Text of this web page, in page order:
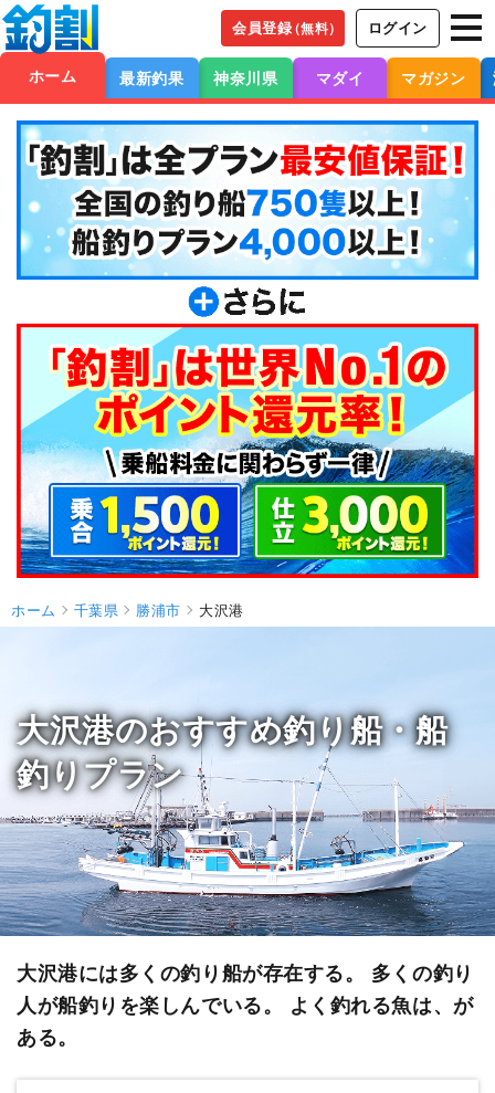
会員登録（無料） ログイン
ホーム 最新釣果 神奈川県 マダイ マガジン
ホーム 千葉県 勝浦市 大沢港
大沢港のおすすめ釣り船・船
釣りプラン
大沢港には多くの釣り船が存在する。 多くの釣り
人が船釣りを楽しんでいる。
よく釣れる魚は、が
ある。